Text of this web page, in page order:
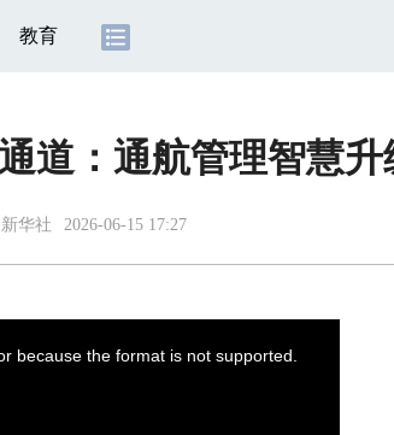
教育
道：通航管理智慧升
新华社 2026-06-15 17:27
because the format is not supported.